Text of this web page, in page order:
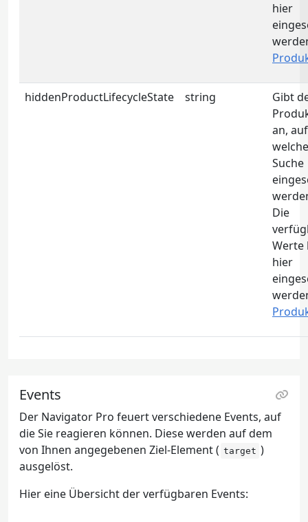
hier
hiddenProductLifecycleState string
Gibt
an, auf
Suche
Die
Werte
hier
Events
Der Navigator Pro feuert verschiedene Events, auf
die Sie reagieren können. Diese werden auf dem
von Ihnen angegebenen Ziel-Element ( target )
ausgelöst.
Hier eine Übersicht der verfügbaren Events: